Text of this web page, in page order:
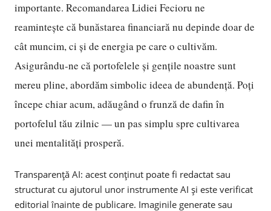
importante. Recomandarea Lidiei Fecioru ne
reamintește că bunăstarea financiară nu depinde doar de
cât muncim, ci și de energia pe care o cultivăm.
Asigurându-ne că portofelele și gențile noastre sunt
mereu pline, abordăm simbolic ideea de abundență. Poți
începe chiar acum, adăugând o frunză de dafin în
portofelul tău zilnic — un pas simplu spre cultivarea
unei mentalități prosperă.
Transparență AI: acest conținut poate fi redactat sau
structurat cu ajutorul unor instrumente AI și este verificat
editorial înainte de publicare. Imaginile generate sau